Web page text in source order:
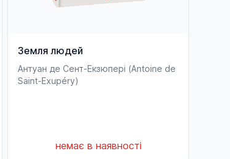
Земля людей
Антуан де Сент-Екзюпері (Antoine de
Saint-Exupéry)
немає в наявності